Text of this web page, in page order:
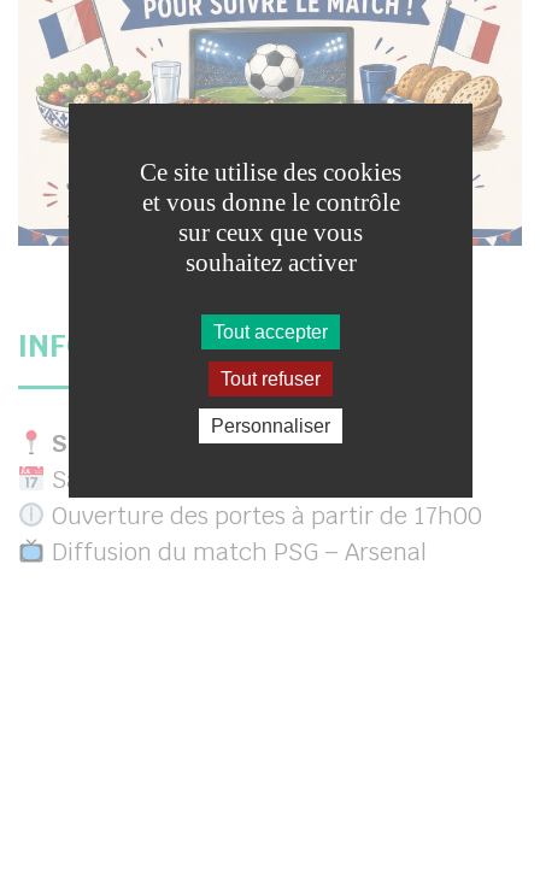
INFORMATIONS PRATIQUES
Salle polyvalente de Chamigny
Samedi 30 mai 2026
Ouverture des portes à partir de 17h00
Diffusion du match PSG – Arsenal
Ce site utilise des cookies
et vous donne le contrôle
sur ceux que vous
souhaitez activer
Tout accepter
Tout refuser
Personnaliser